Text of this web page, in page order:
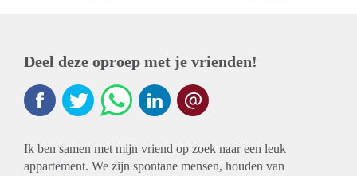
Deel deze oproep met je vrienden!
Ik ben samen met mijn vriend op zoek naar een leuk
appartement. We zijn spontane mensen, houden van